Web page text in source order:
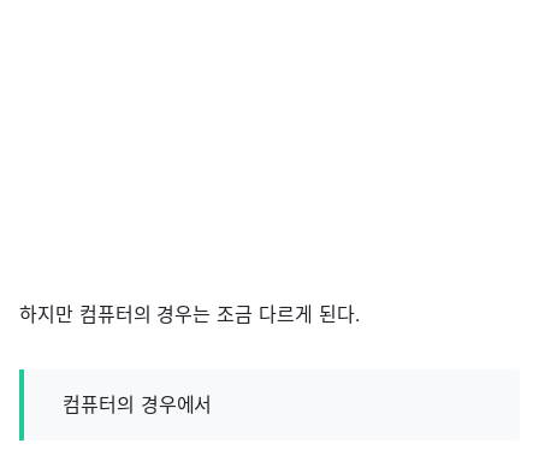
하지만 컴퓨터의 경우는 조금 다르게 된다.
컴퓨터의 경우에서